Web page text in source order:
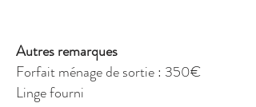
Autres remarques
Forfait ménage de sortie : 350€
Linge fourni